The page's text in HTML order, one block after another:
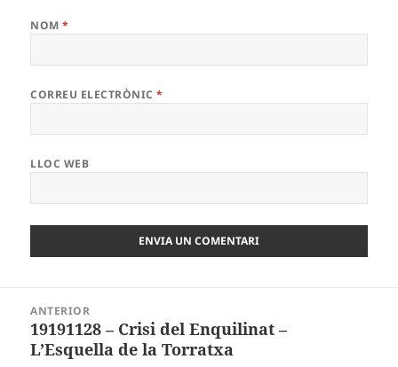
NOM*
CORREU ELECTRÒNIC*
LLOC WEB
d'entrades
ANTERIOR
Entrada
anterior:
19191128 – Crisi del Enquilinat –
L’Esquella de la Torratxa